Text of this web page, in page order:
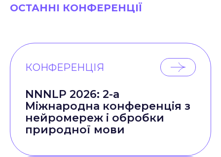
ОСТАННІ КОНФЕРЕНЦІЇ
КОНФЕРЕНЦІЯ
NNNLP 2026: 2-а
Міжнародна конференція з
нейромереж і обробки
природної мови